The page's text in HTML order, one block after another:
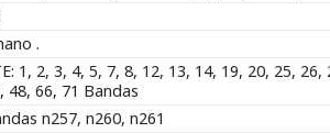
.
1, 2, 3, 4, 5, 7, 8, 12, 13, 14, 19, 20, 25,
48, 66, 71 Bandas
n257, n260, n261